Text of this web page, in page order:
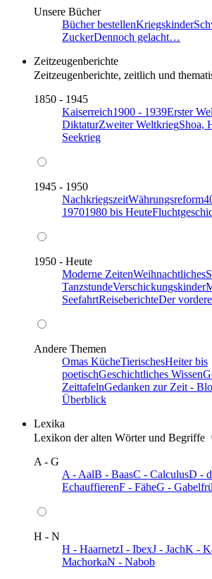
Unsere Bücher
Bücher bestellenKriegskinder
ZuckerDennoch gelacht…
Zeitzeugenberichte
Zeitzeugenberichte, zeitlich und
1850 - 1945
Kaiserreich1900 - 1939Erster
DiktaturZweiter WeltkriegShoa,
Seekrieg
1945 - 1950
NachkriegszeitWährungsreform
19701980 bis Heute
1950 - Heute
Moderne ZeitenWeihnachtliches
TanzstundeVerschickungskinder
SeefahrtReiseberichteDer
Andere Themen
Omas KücheTierischesHeiter bis
poetischGeschichtliches Wissen
ZeittafelnGedanken zur Zeit -
Überblick
Lexika
Lexikon der alten Wörter und Begriffe
A - G
A - AalB - BaasC - CalculusD -
EchauffierenF - FäheG -
H - N
H - HaarnetzI - IbexJ - JachK -
MachorkaN - Nabob